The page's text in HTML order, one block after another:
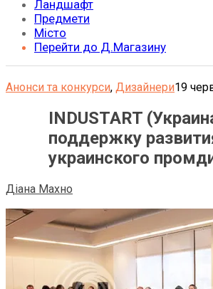
Ландшафт
Предмети
Місто
Перейти до Д.Магазину
Анонси та конкурси, Дизайнери19
INDUSTART
поддержку
украинского
Діана Махно